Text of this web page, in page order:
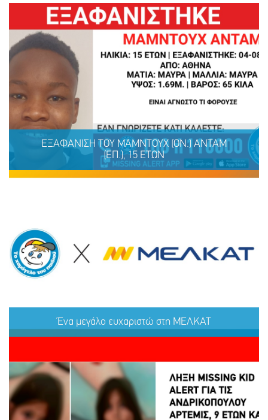
ΕΞΑΦΑΝΙΣΗ TOY ΜΑΜΝΤΟΥΧ (ΟΝ.) ΑΝΤΑΜ
(ΕΠ.), 15 ΕΤΩΝ
ΜΟΙΡΑΣΟΥ
ΤΟ
ΔΡΑΣΕ
ΤΩΡΑ
Ένα μεγάλο ευχαριστώ στη ΜΕΛΚΑΤ